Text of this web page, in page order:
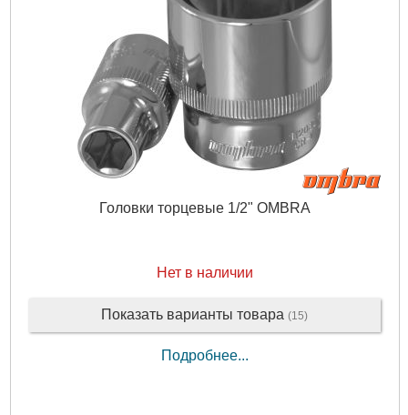
Головки торцевые 1/2" OMBRA
Нет в наличии
Показать варианты товара (15)
Подробнее...